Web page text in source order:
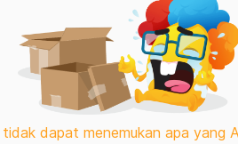
tidak dapat menemukan apa yang